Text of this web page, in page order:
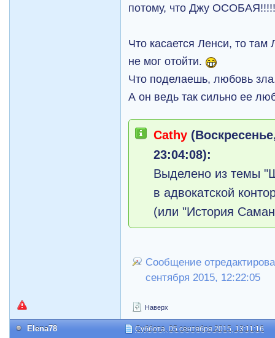
потому, что Джу
Что касается Ленси, то
не мог отойти.
Что поделаешь, любовь
А он ведь так сильно ее
Cathy
23:04:08):
Выделено из темы
в адвокатской
(или "История
Сообщение
сентября 2015, 12:22:05
Наверх
Elena78 Суббота, 05 сентября 2015, 13:11:16